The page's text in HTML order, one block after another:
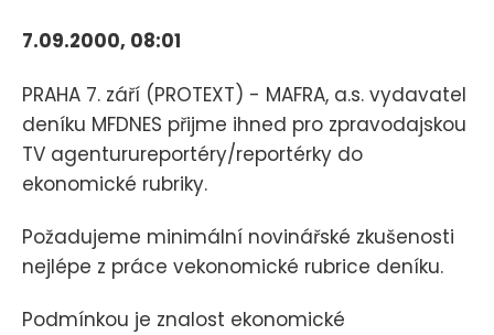
7.09.2000, 08:01
PRAHA 7. září (PROTEXT) - MAFRA, a.s. vydavatel
deníku MFDNES přijme ihned pro zpravodajskou
TV agenturureportéry/reportérky do
ekonomické rubriky.
Požadujeme minimální novinářské zkušenosti
nejlépe z práce vekonomické rubrice deníku.
Podmínkou je znalost ekonomické